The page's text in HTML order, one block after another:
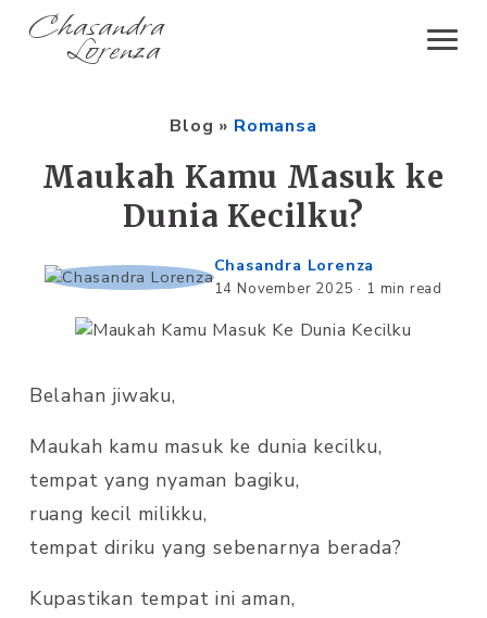
Chasandra
Lorenza
Blog » Romansa
Maukah Kamu Masuk ke
Dunia Kecilku?
Chasandra Lorenza
14 November 2025 · 1 min read
Belahan jiwaku,
Maukah kamu masuk ke dunia kecilku,
tempat yang nyaman bagiku,
ruang kecil milikku,
tempat diriku yang sebenarnya berada?
Kupastikan tempat ini aman,